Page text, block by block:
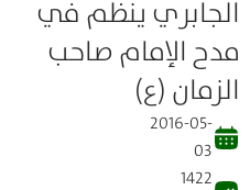
الجابري ينظم في
مدح الإمام صاحب
الزمان (ع)
2016-05-
03
1422